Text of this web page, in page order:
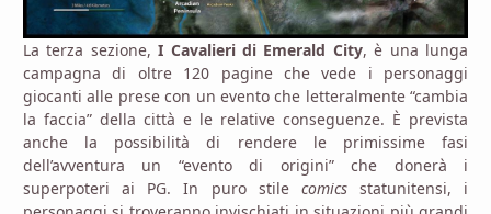
La terza sezione,I Cavalieri di Emerald City, è una lunga
campagna di oltre 120 pagine che vede i personaggi
giocanti alle prese con un evento che letteralmente “cambia
la faccia” della città e le relative conseguenze. È prevista
anche la possibilità di rendere le primissime fasi
dell’avventura un “evento di origini” che donerà i
superpoteri ai PG. In puro stile comicsstatunitensi, i